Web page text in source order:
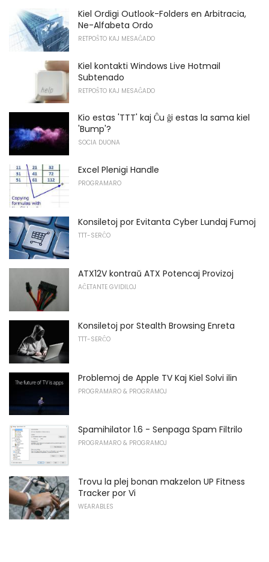
Kiel Ordigi Outlook-Folders en Arbitracia,
Ne-Alfabeta Ordo
RETPOŜTO KAJ MESAĜADO
Kiel kontakti Windows Live Hotmail
Subtenado
RETPOŜTO KAJ MESAĜADO
Kio estas 'TTT' kaj Ĉu ĝi estas la sama kiel
'Bump'?
SOCIA DUONA
Excel Plenigi Handle
PROGRAMARO
Konsiletoj por Evitanta Cyber ​​Lundaj Fumoj
TTT-SERĈO
ATX12V kontraŭ ATX Potencaj Provizoj
AĈETANTE GVIDILOJ
Konsiletoj por Stealth Browsing Enreta
TTT-SERĈO
Problemoj de Apple TV Kaj Kiel Solvi ilin
PROGRAMARO & PROGRAMOJ
Spamihilator 1.6 - Senpaga Spam Filtrilo
PROGRAMARO & PROGRAMOJ
Trovu la plej bonan makzelon UP Fitness
Tracker por Vi
WEARABLES